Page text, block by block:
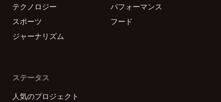
テクノロジー
パフォーマンス
スポーツ
フード
ジャーナリズム
ステータス
人気のプロジェクト